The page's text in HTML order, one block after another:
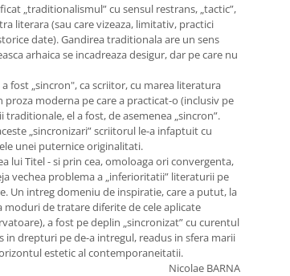
„traditionalismul” cu sensul restrans, „tactic”,
literara (sau care vizeaza, limitativ, practici
date). Gandirea traditionala are un sens
arhaica se incadreaza desigur, dar pe care nu
fost „sincron", ca scriitor, cu marea literatura
proza moderna pe care a practicat-o (inclusiv pe
el a fost, de asemenea „sincron”.
„sincronizari” scriitorul le-a infaptuit cu
unei puternice originalitati.
lui Titel - si prin cea, omoloaga ori convergenta,
vechea problema a „inferioritatii” literaturii pe
Un intreg domeniu de inspiratie, care a putut, la
de tratare diferite de cele aplicate
a fost pe deplin „sincronizat” cu curentul
drepturi pe de-a intregul, readus in sfera marii
estetic al contemporaneitatii.
Nicolae BARNA